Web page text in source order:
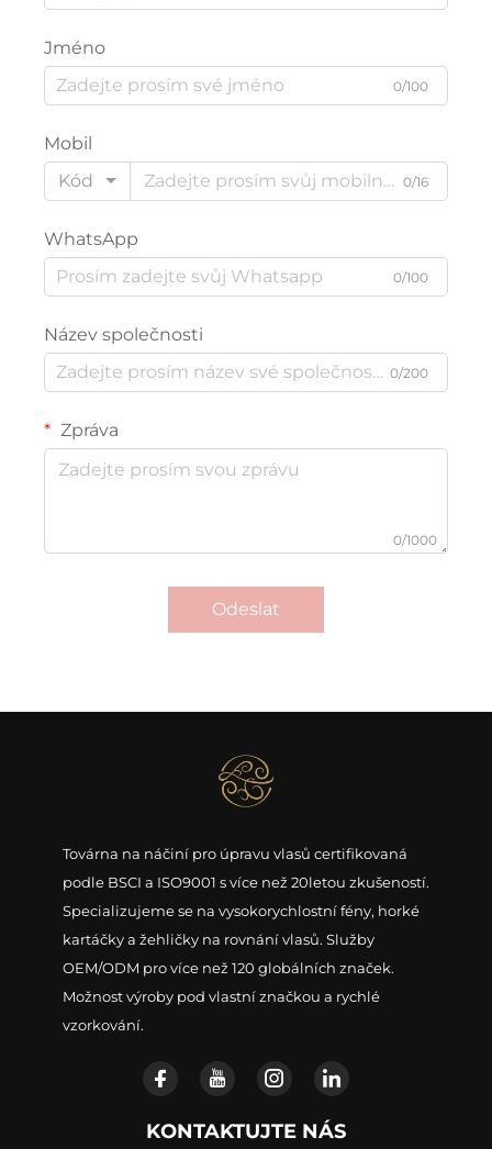
Jméno
0/100
Mobil
Kód
0/16
WhatsApp
0/100
Název společnosti
0/200
Zpráva
0/1000
Odeslat
Továrna na náčiní pro úpravu vlasů certifikovaná
podle BSCI a ISO9001 s více než 20letou zkušeností.
Specializujeme se na vysokorychlostní fény, horké
kartáčky a žehličky na rovnání vlasů. Služby
OEM/ODM pro více než 120 globálních značek.
Možnost výroby pod vlastní značkou a rychlé
vzorkování.
KONTAKTUJTE NÁS